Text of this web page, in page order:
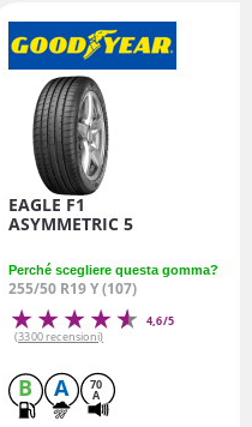
EAGLE F1
ASYMMETRIC 5
Perché scegliere questa gomma?
255/50 R19 Y (107)
4,6/5
(3300 recensioni)
B A 70
A